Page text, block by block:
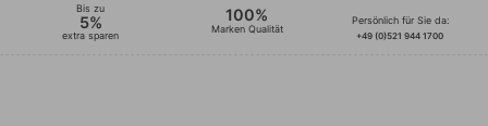
Bis zu
5%
extra sparen
100%
Marken Qualität
Persönlich für Sie da:
+49 (0)521 944 1700